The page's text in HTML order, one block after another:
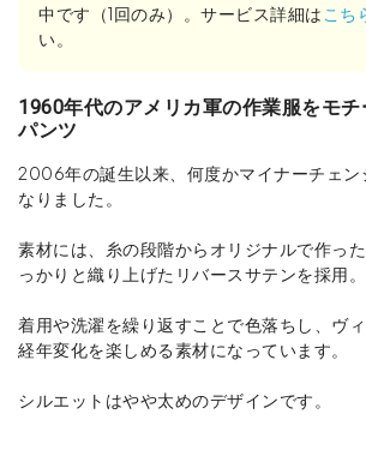
中です（1回のみ）。サービス詳細は こち
い。
1960年代のアメリカ軍の作業服をモ
パンツ
2006年の誕生以来、何度かマイナーチェン
なりました。
素材には、糸の段階からオリジナルで作っ
っかりと織り上げたリバースサテンを採用。
着用や洗濯を繰り返すことで色落ちし、ヴ
経年変化を楽しめる素材になっています。
シルエットはやや太めのデザインです。